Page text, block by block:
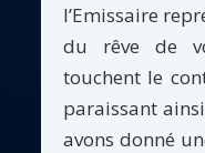
l’Emissaire
du rêve de
touchent le
paraissant
avons donné